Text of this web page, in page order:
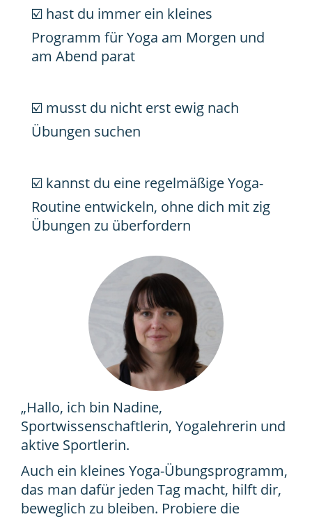
☑️ hast du immer ein kleines
Programm für Yoga am Morgen und
am Abend parat
☑️ musst du nicht erst ewig nach
Übungen suchen
☑️ kannst du eine regelmäßige Yoga-
Routine entwickeln, ohne dich mit zig
Übungen zu überfordern
„Hallo, ich bin Nadine,
Sportwissenschaftlerin, Yogalehrerin und
aktive Sportlerin.
Auch ein kleines Yoga-Übungsprogramm,
das man dafür jeden Tag macht, hilft dir,
beweglich zu bleiben. Probiere die